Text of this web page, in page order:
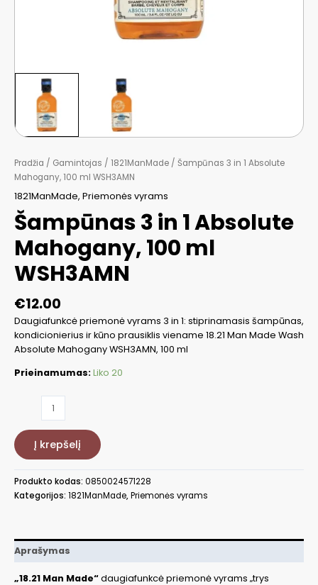
Pradžia / Gamintojas / 1821ManMade / Šampūnas 3 in 1 Absolute
Mahogany, 100 ml WSH3AMN
1821ManMade, Priemonės vyrams
Šampūnas 3 in 1 Absolute
Mahogany, 100 ml
WSH3AMN
€12.00
Daugiafunkcė priemonė vyrams 3 in 1: stiprinamasis šampūnas,
kondicionierius ir kūno prausiklis viename 18.21 Man Made Wash
Absolute Mahogany WSH3AMN, 100 ml
Prieinamumas:Liko 20
Šampūnas
3
in
Absolute
Mahogany,
WSH3AMN
Į krepšelį
Produkto kodas: 0850024571228
Kategorijos: 1821ManMade,Priemonės vyrams
Aprašymas
„18.21 Man Made“daugiafunkcė priemonė vyrams „trys